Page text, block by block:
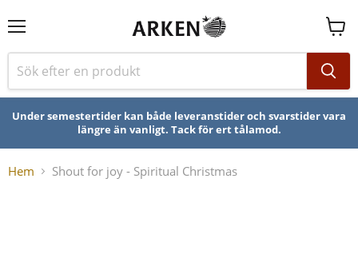
Se
Under semestertider kan både leveranstider och svarstider vara
längre än vanligt. Tack för ert tålamod.
Hem Shout for joy - Spiritual Christmas